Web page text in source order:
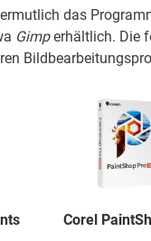
das
Gimperhältlich. Die
Corel